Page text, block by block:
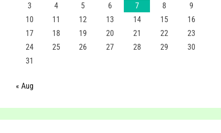
3
4 5 6 7 8
9
10
11 12 13 14 15
16
17
18 19 20 21 22
23
24
25 26 27 28 29
30
31
« Aug